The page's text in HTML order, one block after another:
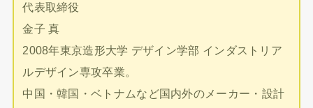
代表取締役
金子 真
2008年東京造形大学 デザイン学部 インダストリア
ルデザイン専攻卒業。
中国・韓国・ベトナムなど国内外のメーカー・設計